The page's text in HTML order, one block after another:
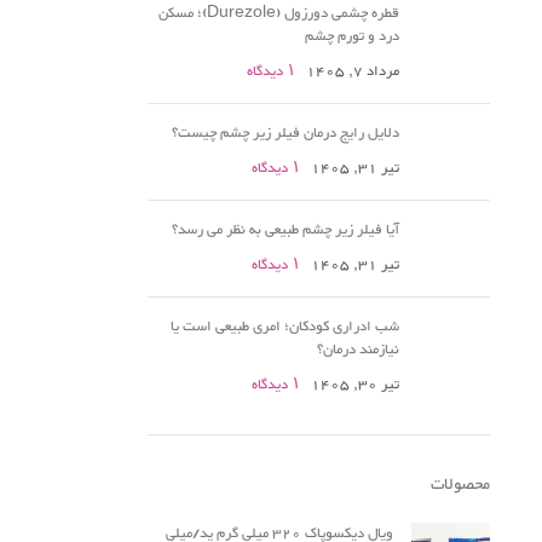
قطره چشمی دورزول (Durezole)؛ مسکن
درد و تورم چشم
مرداد 7, 1405
۱ دیدگاه
دلایل رایج درمان فیلر زیر چشم چیست؟
تیر 31, 1405
۱ دیدگاه
آیا فیلر زیر چشم طبیعی به نظر می رسد؟
تیر 31, 1405
۱ دیدگاه
شب ادراری کودکان؛ امری طبیعی است یا
نیازمند درمان؟
تیر 30, 1405
۱ دیدگاه
محصولات
ویال دیکسوپاک 320 میلی گرم ید/میلی